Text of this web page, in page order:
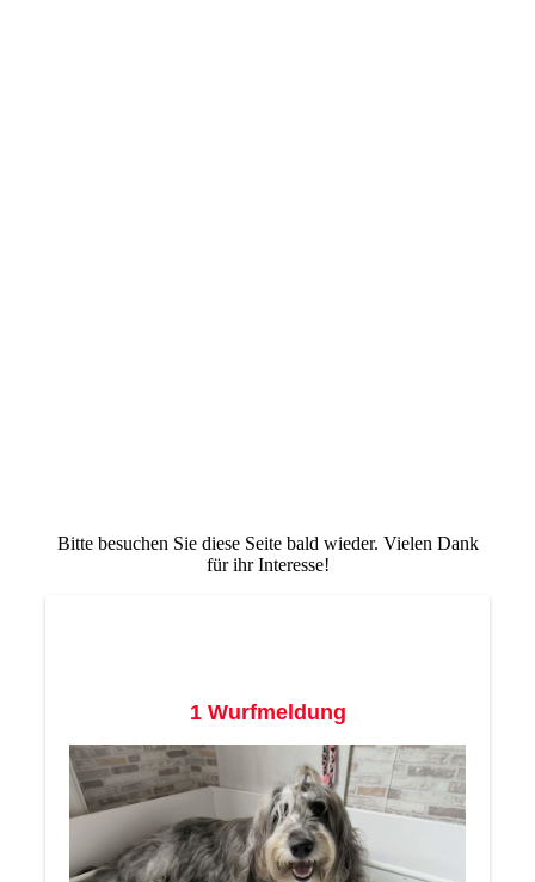
Bitte besuchen Sie diese Seite bald wieder. Vielen Dank
für ihr Interesse!
1 Wurfmeldung